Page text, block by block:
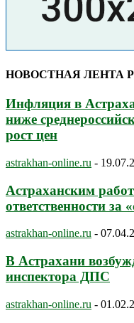
НОВОСТНАЯ ЛЕНТА
Инфляция в
ниже
рост цен
astrakhan-online.ru -
Астраханским
ответственности за
astrakhan-online.ru -
В Астрахани
инспектора ДПС
astrakhan-online.ru -